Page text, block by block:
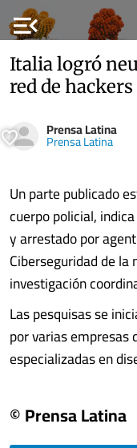
menu_open
Italia logró
red de
Prensa Latina
Prensa Latina
Un parte publicado
cuerpo policial,
y arrestado por
Ciberseguridad de
investigación
Las pesquisas se
por varias empresas
especializadas en
© Prensa Latina